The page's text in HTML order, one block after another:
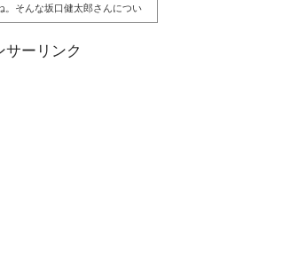
。そんな坂口健太郎さんについ
も一部で見受けられました。一
見ていきましょう。こちらも
サーリンク